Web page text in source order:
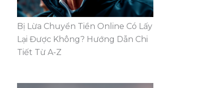
Bị Lừa Chuyển Tiền Online Có Lấy
Lại Được Không? Hướng Dẫn Chi
Tiết Từ A-Z